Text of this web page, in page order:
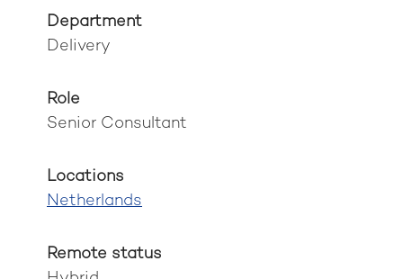
Department
Delivery
Role
Senior Consultant
Locations
Netherlands
Remote status